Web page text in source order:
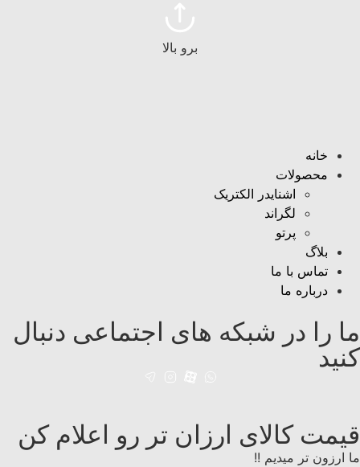
برو بالا
خانه
محصولات
اشنایدر الکتریک
لگراند
پرتو
بلاگ
تماس با ما
درباره ما
ما را در شبکه های اجتماعی دنبال
کنید
قیمت کالای ارزان تر رو اعلام کن
ما ارزون تر میدیم !!